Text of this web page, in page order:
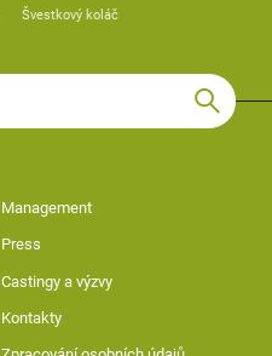
Švestkový koláč
Management
Press
Castingy a výzvy
Kontakty